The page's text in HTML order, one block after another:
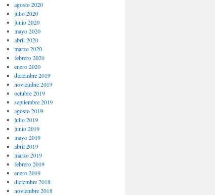
agosto 2020
julio 2020
junio 2020
mayo 2020
abril 2020
marzo 2020
febrero 2020
enero 2020
diciembre 2019
noviembre 2019
octubre 2019
septiembre 2019
agosto 2019
julio 2019
junio 2019
mayo 2019
abril 2019
marzo 2019
febrero 2019
enero 2019
diciembre 2018
noviembre 2018